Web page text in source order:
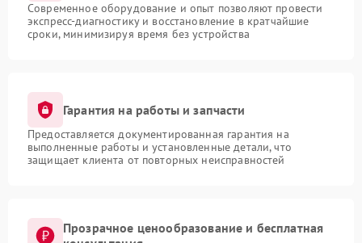
Современное оборудование и опыт позволяют провести
экспресс-диагностику и восстановление в кратчайшие
сроки, минимизируя время без устройства
Гарантия на работы и запчасти
Предоставляется документированная гарантия на
выполненные работы и установленные детали, что
защищает клиента от повторных неисправностей
Прозрачное ценообразование и бесплатная